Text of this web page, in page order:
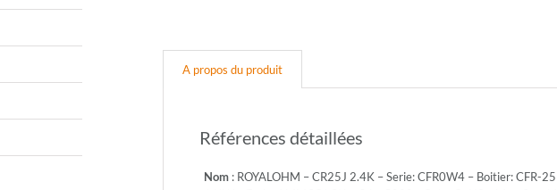
Valeur:
-
A propos du produit
Références détaillées
Nom : ROYALOHM – CR25J 2.4K – Serie: CFR0W4 – Boitier: CFR-